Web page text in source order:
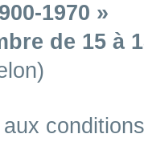
1970 »
de 15 à
conditions